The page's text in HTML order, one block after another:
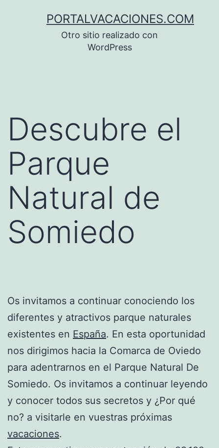
PORTALVACACIONES.COM
Otro sitio realizado con
WordPress
Descubre el
Parque
Natural de
Somiedo
Os invitamos a continuar conociendo los
diferentes y atractivos parque naturales
existentes en España. En esta oportunidad
nos dirigimos hacia la Comarca de Oviedo
para adentrarnos en el Parque Natural De
Somiedo. Os invitamos a continuar leyendo
y conocer todos sus secretos y ¿Por qué
no? a visitarle en vuestras próximas
vacaciones.